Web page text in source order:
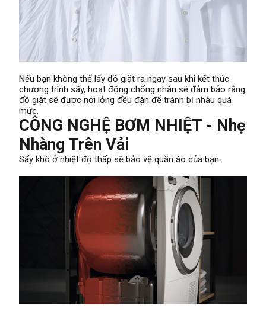
Nếu bạn không thể lấy đồ giặt ra ngay sau khi kết thúc
chương trình sấy, hoạt động chống nhăn sẽ đảm bảo rằng
đồ giặt sẽ được nới lỏng đều đặn để tránh bị nhàu quá
mức.
CÔNG NGHỆ BƠM NHIỆT - Nhẹ
Nhàng Trên Vải
Sấy khô ở nhiệt độ thấp sẽ bảo vệ quần áo của bạn.